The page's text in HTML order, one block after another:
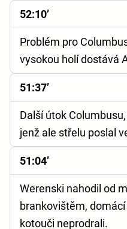
52:10’
Problém pro
vysokou holí dostává
51:37’
Další útok
jenž ale střelu poslal
51:04’
Werenski nahodil od
brankovištěm,
kotouči neprodrali.